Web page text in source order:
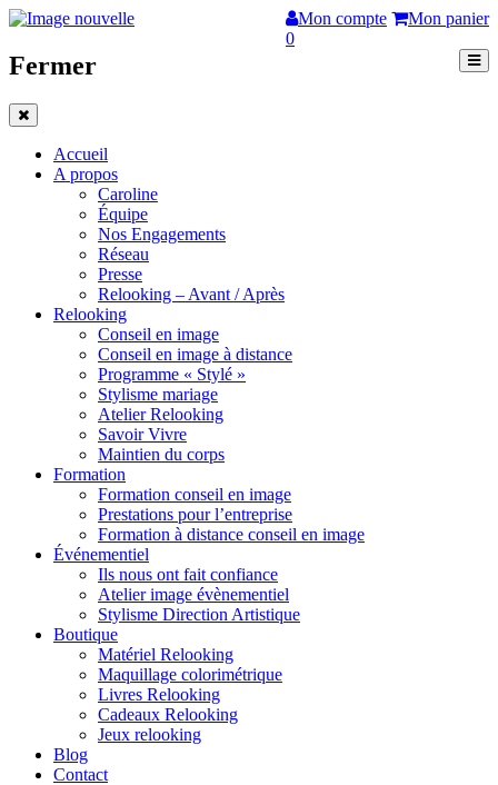
Mon compte
Mon panier
0
Fermer
Accueil
A propos
Caroline
Équipe
Nos Engagements
Réseau
Presse
Relooking – Avant / Après
Relooking
Conseil en image
Conseil en image à distance
Programme « Stylé »
Stylisme mariage
Atelier Relooking
Savoir Vivre
Maintien du corps
Formation
Formation conseil en image
Prestations pour l’entreprise
Formation à distance conseil en image
Événementiel
Ils nous ont fait confiance
Atelier image évènementiel
Stylisme Direction Artistique
Boutique
Matériel Relooking
Maquillage colorimétrique
Livres Relooking
Cadeaux Relooking
Jeux relooking
Blog
Contact